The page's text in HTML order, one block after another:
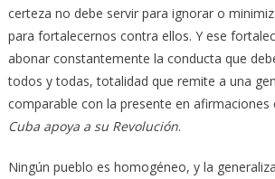
certeza no debe servir para ignorar o
para fortalecernos contra ellos. Y ese
abonar constantemente la conducta que
todos y todas, totalidad que remite a una
comparable con la presente en afirmaciones
Cuba apoya a su Revolución.
Ningún pueblo es homogéneo, y la